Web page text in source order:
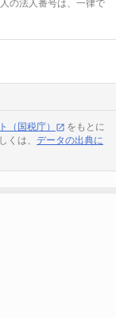
の法人番号は、一律で
（国税庁）
をもとに
くは、 データの出典に